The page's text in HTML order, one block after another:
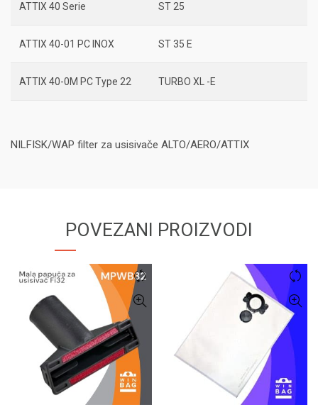
ATTIX 40 Serie ST 25
ATTIX 40-01 PC INOX ST 35 E
ATTIX 40-0M PC Type 22 TURBO XL -E
NILFISK/WAP filter za usisivače ALTO/AERO/ATTIX
POVEZANI PROIZVODI